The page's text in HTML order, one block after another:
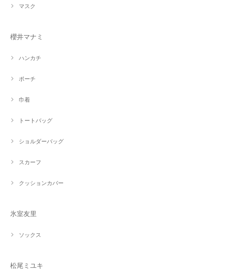
マスク
櫻井マナミ
ハンカチ
ポーチ
巾着
トートバッグ
ショルダーバッグ
スカーフ
クッションカバー
氷室友里
ソックス
松尾ミユキ